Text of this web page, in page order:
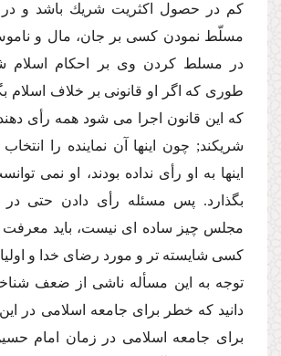
كم در حصول اكثریت شریك باشد و
مسلّط نمودن كسى بر جان، مال و
در مسلط كردن وى بر احكام اسلام
طورى كه اگر او قانونى بر خلاف اسلام
كه این قانون اجرا مى شود همه رأى
شریكند; چون اینها آن نماینده را
اینها به او رأى نداده بودند، او نمى
بگذارد. پس مسئله رأى دادن حتى در
مجلس چیز ساده اى نیست، باید معرفت
كسى شایسته تر و مورد رضاى خدا و
توجه به این مسأله ناشى از ضعف
دانید كه خطر براى جامعه اسلامى در
براى جامعه اسلامى در زمان امام